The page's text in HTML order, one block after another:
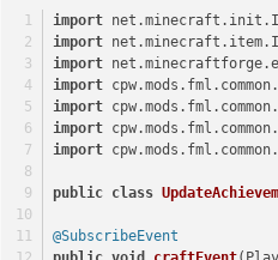
import
import
import
import
import
import
import
public class
@SubscribeEvent